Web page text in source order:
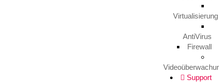
Virtualisierung
AntiVirus
Firewall
Support